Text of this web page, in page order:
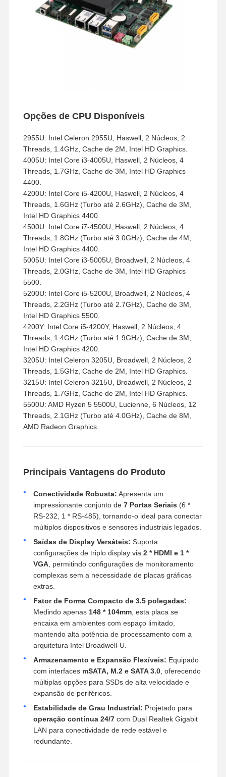
Opções de CPU Disponíveis
2955U: Intel Celeron 2955U, Haswell, 2 Núcleos, 2
Threads, 1.4GHz, Cache de 2M, Intel HD Graphics.
4005U: Intel Core i3-4005U, Haswell, 2 Núcleos, 4
Threads, 1.7GHz, Cache de 3M, Intel HD Graphics
4400.
4200U: Intel Core i5-4200U, Haswell, 2 Núcleos, 4
Threads, 1.6GHz (Turbo até 2.6GHz), Cache de 3M,
Intel HD Graphics 4400.
4500U: Intel Core i7-4500U, Haswell, 2 Núcleos, 4
Threads, 1.8GHz (Turbo até 3.0GHz), Cache de 4M,
Intel HD Graphics 4400.
5005U: Intel Core i3-5005U, Broadwell, 2 Núcleos, 4
Threads, 2.0GHz, Cache de 3M, Intel HD Graphics
5500.
5200U: Intel Core i5-5200U, Broadwell, 2 Núcleos, 4
Threads, 2.2GHz (Turbo até 2.7GHz), Cache de 3M,
Intel HD Graphics 5500.
4200Y: Intel Core i5-4200Y, Haswell, 2 Núcleos, 4
Threads, 1.4GHz (Turbo até 1.9GHz), Cache de 3M,
Intel HD Graphics 4200.
3205U: Intel Celeron 3205U, Broadwell, 2 Núcleos, 2
Threads, 1.5GHz, Cache de 2M, Intel HD Graphics.
3215U: Intel Celeron 3215U, Broadwell, 2 Núcleos, 2
Threads, 1.7GHz, Cache de 2M, Intel HD Graphics.
5500U: AMD Ryzen 5 5500U, Lucienne, 6 Núcleos, 12
Threads, 2.1GHz (Turbo até 4.0GHz), Cache de 8M,
AMD Radeon Graphics.
Principais Vantagens do Produto
Conectividade Robusta: Apresenta um
impressionante conjunto de 7 Portas Seriais (6 *
RS-232, 1 * RS-485), tornando-o ideal para conectar
múltiplos dispositivos e sensores industriais legados.
Saídas de Display Versáteis: Suporta
configurações de triplo display via 2 * HDMI e 1 *
VGA, permitindo configurações de monitoramento
complexas sem a necessidade de placas gráficas
extras.
Fator de Forma Compacto de 3.5 polegadas:
Medindo apenas 148 * 104mm, esta placa se
encaixa em ambientes com espaço limitado,
mantendo alta potência de processamento com a
arquitetura Intel Broadwell-U.
Armazenamento e Expansão Flexíveis: Equipado
com interfaces mSATA, M.2 e SATA 3.0, oferecendo
múltiplas opções para SSDs de alta velocidade e
expansão de periféricos.
Estabilidade de Grau Industrial: Projetado para
operação contínua 24/7com Dual Realtek Gigabit
LAN para conectividade de rede estável e
redundante.